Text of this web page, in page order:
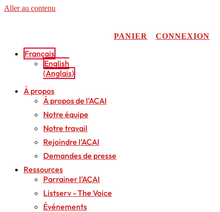
Aller au contenu
PANIER CONNEXION
Français
English
(Anglais)
À propos
À propos de l’ACAI
Notre équipe
Notre travail
Rejoindre l’ACAI
Demandes de presse
Ressources
Parrainer l’ACAI
Listserv - The Voice
Événements